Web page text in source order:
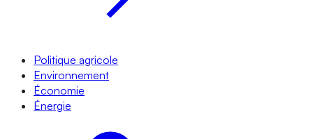
Politique agricole
Environnement
Économie
Énergie